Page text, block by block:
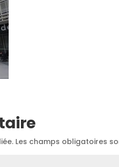
Les champs obligatoires